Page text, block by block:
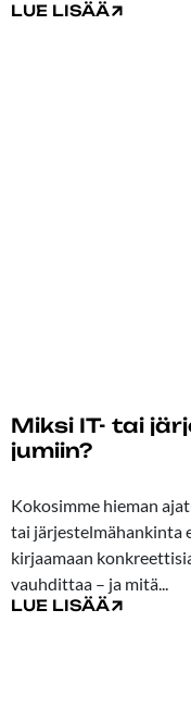
LUE LISÄÄ
Miksi IT- tai
jumiin?
Kokosimme hieman
tai järjestelmähankinta
kirjaamaan
vauhdittaa – ja mitä...
LUE LISÄÄ